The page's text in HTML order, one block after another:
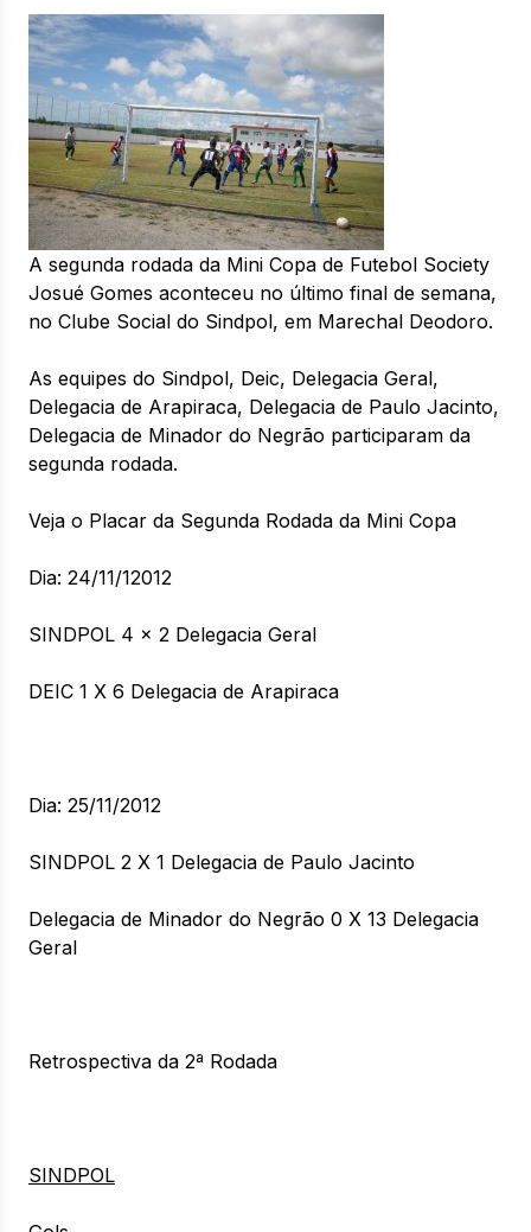
A segunda rodada da Mini Copa de Futebol Society
Josué Gomes aconteceu no último final de semana,
no Clube Social do Sindpol, em Marechal Deodoro.
As equipes do Sindpol, Deic, Delegacia Geral,
Delegacia de Arapiraca, Delegacia de Paulo Jacinto,
Delegacia de Minador do Negrão participaram da
segunda rodada.
Veja o Placar da Segunda Rodada da Mini Copa
Dia: 24/11/12012
SINDPOL 4 x 2 Delegacia Geral
DEIC 1 X 6 Delegacia de Arapiraca
Dia: 25/11/2012
SINDPOL 2 X 1 Delegacia de Paulo Jacinto
Delegacia de Minador do Negrão 0 X 13 Delegacia
Geral
Retrospectiva da 2ª Rodada
SINDPOL